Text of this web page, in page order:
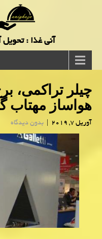
آنی غذا : تحویل
چیلر تراكمی،
هواساز مهتاب
آوریل 7, 2019 | بدون دیدگاه